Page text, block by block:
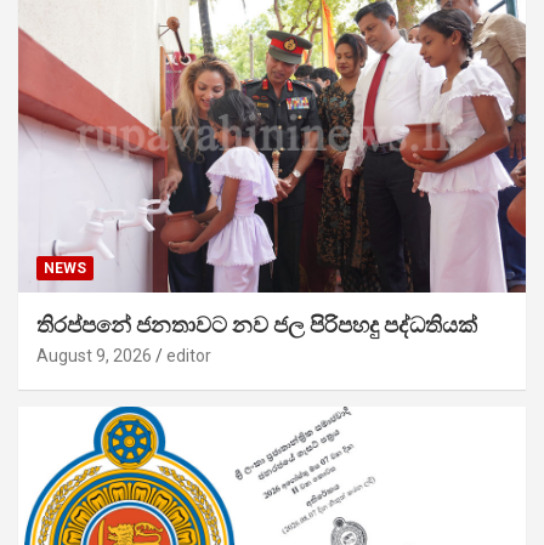
NEWS
තිරප්පනේ ජනතාවට නව ජල පිරිපහදු පද්ධතියක්
August 9, 2026 editor